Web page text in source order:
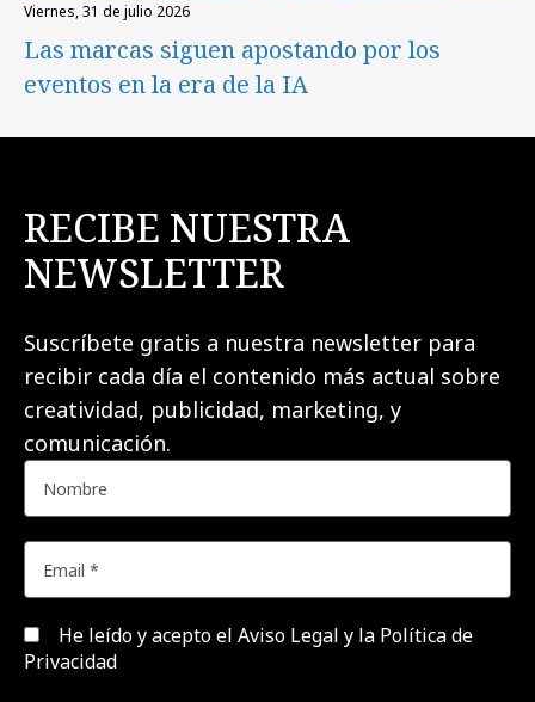
viernes, 31 de julio 2026
Las marcas siguen apostando por los
eventos en la era de la IA
RECIBE NUESTRA
NEWSLETTER
Suscríbete gratis a nuestra newsletter para
recibir cada día el contenido más actual sobre
creatividad, publicidad, marketing, y
comunicación.
He leído y acepto el Aviso Legal y la Política de
Privacidad